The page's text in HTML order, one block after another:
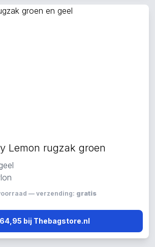
Lemon rugzak groen
— verzending: gratis
bij Thebagstore.nl